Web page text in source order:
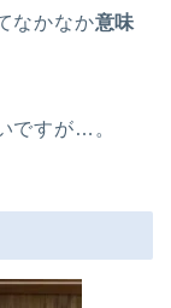
なかなか意味
ですが…。